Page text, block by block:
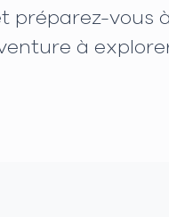
préparez-vous
à